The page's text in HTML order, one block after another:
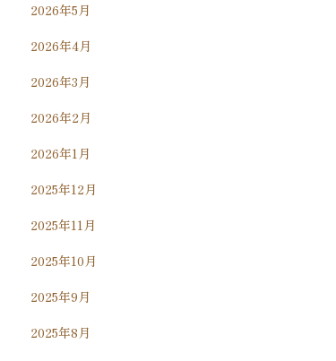
2026年5月
2026年4月
2026年3月
2026年2月
2026年1月
2025年12月
2025年11月
2025年10月
2025年9月
2025年8月